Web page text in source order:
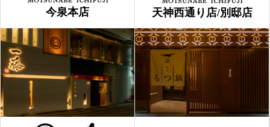
今泉本店 天神西通り店/別邸店